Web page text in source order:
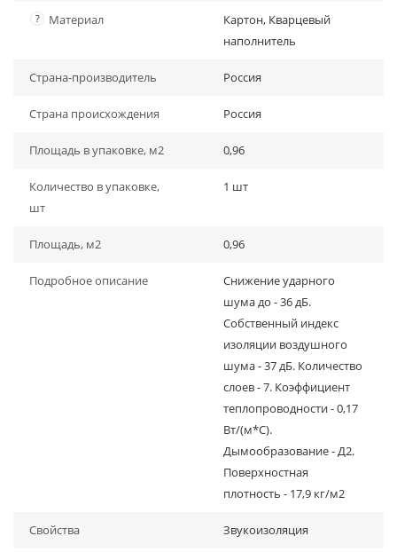
? Материал
Картон, Кварцевый
наполнитель
Страна-производитель Россия
Страна происхождения Россия
Площадь в упаковке, м2 0,96
Количество в упаковке,
шт
1 шт
Площадь, м2 0,96
Подробное описание
Снижение ударного
шума до - 36 дБ.
Собственный индекс
изоляции воздушного
шума - 37 дБ. Количество
слоев - 7. Коэффициент
теплопроводности - 0,17
Вт/(м*С).
Дымообразование - Д2.
Поверхностная
плотность - 17,9 кг/м2
Свойства Звукоизоляция